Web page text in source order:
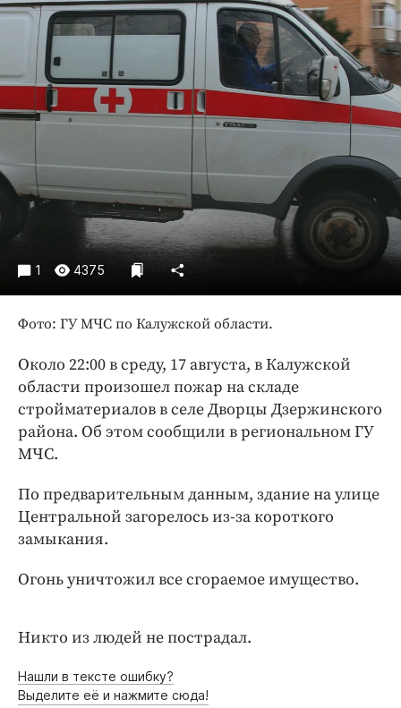
Образование
Общество
Погода
Праздники
Происшествия
Экономика и бизнес
ПРОЕКТЫ
Блоги
Издания
Медиаперсона
Интересное чтиво
Бренд года
Работодатель года
1 4375
Фото: ГУ МЧС по Калужской области.
Около 22:00 в среду, 17 августа, в Калужской
области произошел пожар на складе
стройматериалов в селе Дворцы Дзержинского
района. Об этом сообщили в региональном ГУ
МЧС.
По предварительным данным, здание на улице
Центральной загорелось из-за короткого
замыкания.
Огонь уничтожил все сгораемое имущество.
Никто из людей не пострадал.
Нашли в тексте ошибку?
Выделите её и нажмите сюда!